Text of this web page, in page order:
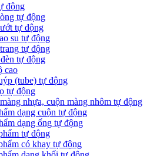
động
tự động
tự động
su tự động
tự động
tự động
cao
(tube) tự động
tự động
nhựa, cuộn màng nhôm tự động
dạng cuộn tự động
dạng ống tự động
tự động
có khay tự động